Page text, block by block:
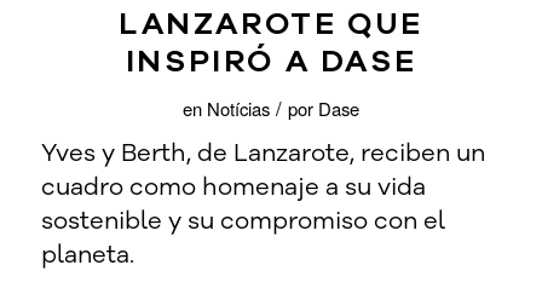
LANZAROTE QUE
INSPIRÓ A DASE
en Notícias / por Dase
Yves y Berth, de Lanzarote, reciben un
cuadro como homenaje a su vida
sostenible y su compromiso con el
planeta.